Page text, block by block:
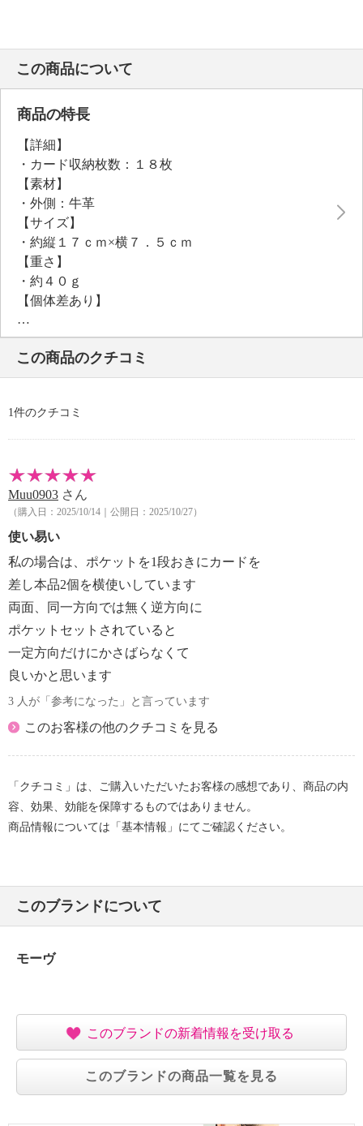
この商品について
商品の特長
【詳細】
・カード収納枚数：１８枚
【素材】
・外側：牛革
【サイズ】
・約縦１７ｃｍ×横７．５ｃｍ
【重さ】
・約４０ｇ
【個体差あり】
・個体差あり
【原産国（地）】
・中国製
この商品のクチコミ
1件のクチコミ
Muu0903 さん
（購入日：2025/10/14｜公開日：2025/10/27）
使い易い
私の場合は、ポケットを1段おきにカードを
差し本品2個を横使いしています
両面、同一方向では無く逆方向に
ポケットセットされていると
一定方向だけにかさばらなくて
良いかと思います
3 人が「参考になった」と言っています
このお客様の他のクチコミを見る
「クチコミ」は、ご購入いただいたお客様の感想であり、商品の内
容、効果、効能を保障するものではありません。
商品情報については「基本情報」にてご確認ください。
このブランドについて
モーヴ
このブランドの新着情報を受け取る
このブランドの商品一覧を見る